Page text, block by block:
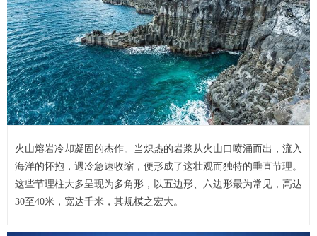
火山熔岩冷却凝固的杰作。当炽热的岩浆从火山口喷涌而出，流入
海洋的怀抱，遇冷急速收缩，便形成了这壮观而独特的垂直节理。
这些节理柱大多呈现为多角形，以五边形、六边形最为常见，高达
30至40米，宽达千米，其规模之宏大。